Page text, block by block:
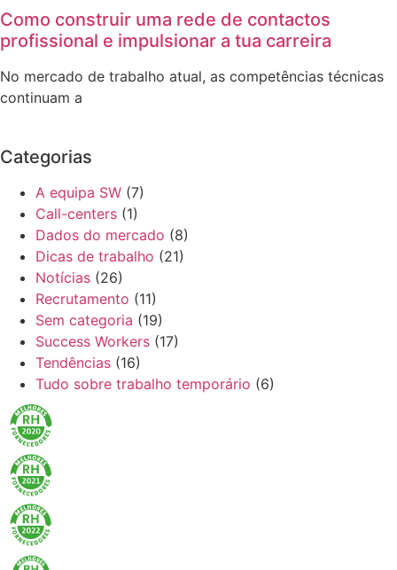
Como construir uma rede de contactos
profissional e impulsionar a tua carreira
No mercado de trabalho atual, as competências técnicas
continuam a
Categorias
A equipa SW (7)
Call-centers (1)
Dados do mercado (8)
Dicas de trabalho (21)
Notícias (26)
Recrutamento (11)
Sem categoria (19)
Success Workers (17)
Tendências (16)
Tudo sobre trabalho temporário (6)